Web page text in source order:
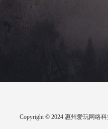
Copyright © 2024 惠州爱玩网络